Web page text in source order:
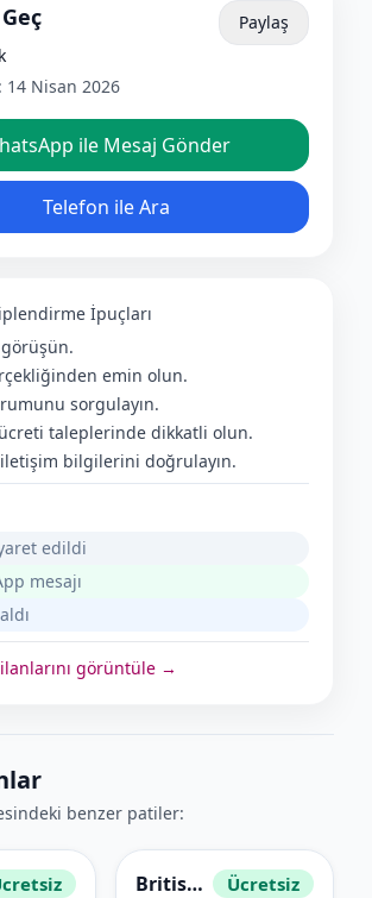
14 Nisan 2026
Paylaş
ile Mesaj Gönder
Telefon ile Ara
İpuçları
emin olun.
sorgulayın.
taleplerinde dikkatli olun.
bilgilerini doğrulayın.
edildi
mesajı
görüntüle →
benzer patiler:
British Shorthair
Ücretsiz